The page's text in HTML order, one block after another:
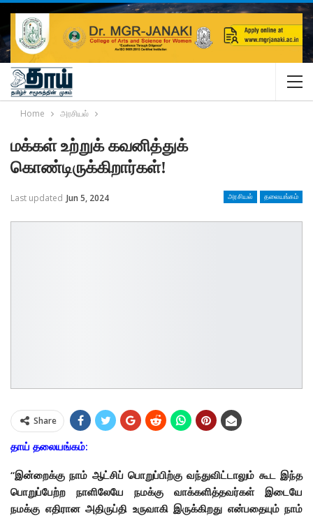
Home அரசியல்
மக்கள் உற்றுக் கவனித்துக்
கொண்டிருக்கிறார்கள்!
அரசியல் தலையங்கம்
Last updated Jun 5, 2024
Share
தாய் தலையங்கம்:
“இன்றைக்கு நாம் ஆட்சிப் பொறுப்பிற்கு வந்துவிட்டாலும் கூட இந்த
பொறுப்பேற்ற நாளிலேயே நமக்கு வாக்களித்தவர்கள் இடையே
நமக்கு எதிரான அதிருப்தி உருவாகி இருக்கிறது என்பதையும் நாம்